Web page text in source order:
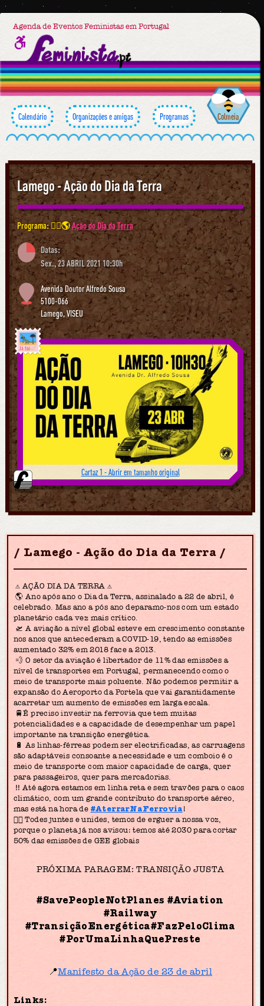
Agenda de Eventos Feministas em Portugal
Calendário Organizações e amigas Programas Colmeia
Lamego - Ação do Dia da Terra
Programa: ✊🏾🌎Ação do Dia da Terra
Datas:
Sex., 23 ABRIL 2021 10:30h
Avenida Doutor Alfredo Sousa
5100-066
Lamego,VISEU
Já foi
Cartaz 1 - Abrir em tamanho original
Lamego - Ação do Dia da Terra
⚠️ AÇÃO DIA DA TERRA ⚠️
🌎 Ano após ano o Dia da Terra, assinalado a 22 de abril, é
celebrado. Mas ano a pós ano deparamo-nos com um estado
planetário cada vez mais crítico.
🛫 A aviação a nível global esteve em crescimento constante
nos anos que antecederam a COVID-19, tendo as emissões
aumentado 32% em 2018 face a 2013.
💨 O setor da aviação é libertador de 11% das emissões a
nível de transportes em Portugal, permanecendo como o
meio de transporte mais poluente. Não podemos permitir a
expansão do Aeroporto da Portela que vai garantidamente
acarretar um aumento de emissões em larga escala.
🚆É preciso investir na ferrovia que tem muitas
potencialidades e a capacidade de desempenhar um papel
importante na transição energética.
🔋 As linhas-férreas podem ser electrificadas, as carruagens
são adaptáveis consoante a necessidade e um comboio é o
meio de transporte com maior capacidade de carga, quer
para passageiros, quer para mercadorias.
‼️ Até agora estamos em linha reta e sem travões para o caos
climático, com um grande contributo do transporte aéreo,
mas está na hora de #AterrarNaFerrovia !
✊🏽 Todes juntes e unides, temos de erguer a nossa voz,
porque o planeta já nos avisou: temos até 2030 para cortar
50% das emissões de GEE globais
PRÓXIMA PARAGEM: TRANSIÇÃO JUSTA
#SavePeopleNotPlanes #Aviation
#Railway
#TransiçãoEnergética#FazPeloClima
#PorUmaLinhaQuePreste
📍Manifesto da Ação de 23 de abril
Links: